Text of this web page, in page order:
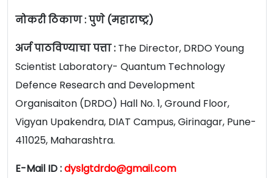
नोकरी ठिकाण : पुणे (महाराष्ट्र)
अर्ज पाठविण्याचा पत्ता : The Director, DRDO Young
Scientist Laboratory- Quantum Technology
Defence Research and Development
Organisaiton (DRDO) Hall No. 1, Ground Floor,
Vigyan Upakendra, DIAT Campus, Girinagar, Pune-
411025, Maharashtra.
E-Mail ID :dyslgtdrdo@gmail.com